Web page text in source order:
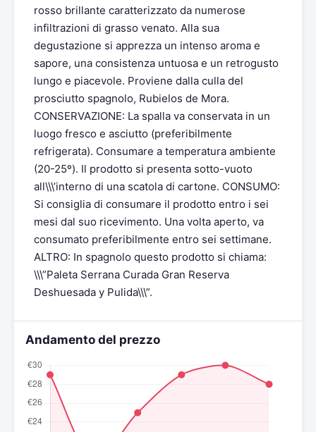
rosso brillante caratterizzato da numerose
infiltrazioni di grasso venato. Alla sua
degustazione si apprezza un intenso aroma e
sapore, una consistenza untuosa e un retrogusto
lungo e piacevole. Proviene dalla culla del
prosciutto spagnolo, Rubielos de Mora.
CONSERVAZIONE: La spalla va conservata in un
luogo fresco e asciutto (preferibilmente
refrigerata). Consumare a temperatura ambiente
(20-25º). Il prodotto si presenta sotto-vuoto
all\\\’interno di una scatola di cartone. CONSUMO:
Si consiglia di consumare il prodotto entro i sei
mesi dal suo ricevimento. Una volta aperto, va
consumato preferibilmente entro sei settimane.
ALTRO: In spagnolo questo prodotto si chiama:
\\\”Paleta Serrana Curada Gran Reserva
Deshuesada y Pulida\\\”.
Andamento del prezzo